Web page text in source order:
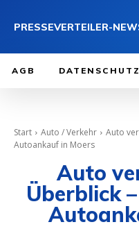
PRESSEVERTEILER-
AGB
Start Auto / Verkehr
Auto
Autoankauf in Moers
Auto
Überblick